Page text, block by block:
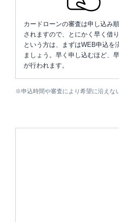
カードローンの審査は申し込み
されますので、とにかく早く借
という方は、まずはWEB申込を
ましょう。早く申し込むほど、
が行われます。
※申込時間や審査により希望に沿えな